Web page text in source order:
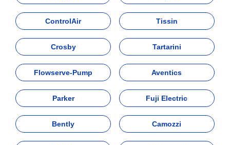
ControlAir Tissin
Crosby Tartarini
Flowserve-Pump Aventics
Parker Fuji Electric
Bently Camozzi